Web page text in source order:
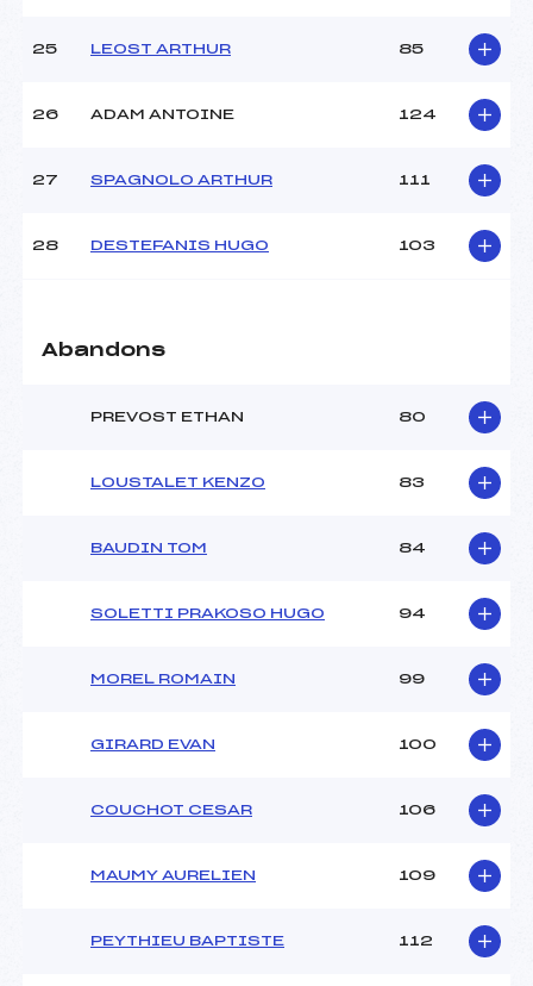
25 LEOST ARTHUR 85
26 ADAM ANTOINE 124
27 SPAGNOLO ARTHUR 111
28 DESTEFANIS HUGO 103
Abandons
PREVOST ETHAN 80
LOUSTALET KENZO 83
BAUDIN TOM 84
SOLETTI PRAKOSO HUGO 94
MOREL ROMAIN 99
GIRARD EVAN 100
COUCHOT CESAR 106
MAUMY AURELIEN 109
PEYTHIEU BAPTISTE 112